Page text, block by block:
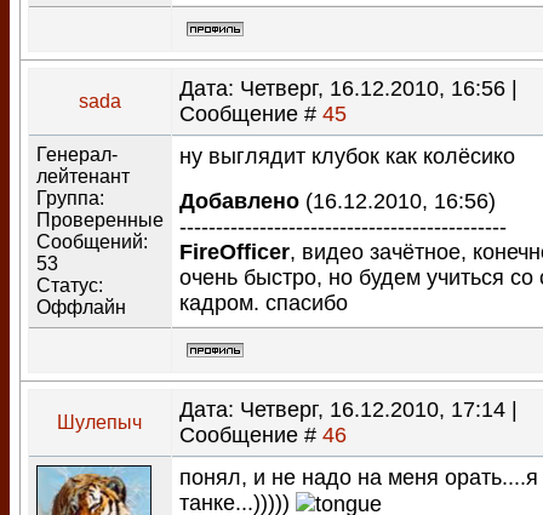
sada
Дата: Четверг, 16.12.2010, 16:56 |
Сообщение # 45
Генерал-
лейтенант
Группа:
Проверенные
Сообщений:
53
Статус:
Оффлайн
ну выглядит клубок как колёсико
Добавлено (16.12.2010, 16:56)
---------------------------------------------
FireOfficer, видео зачётное,
очень быстро, но будем учиться со
кадром. спасибо
Шулепыч
Дата: Четверг, 16.12.2010, 17:14 |
Сообщение # 46
понял, и не надо на меня орать....я
танке...)))))